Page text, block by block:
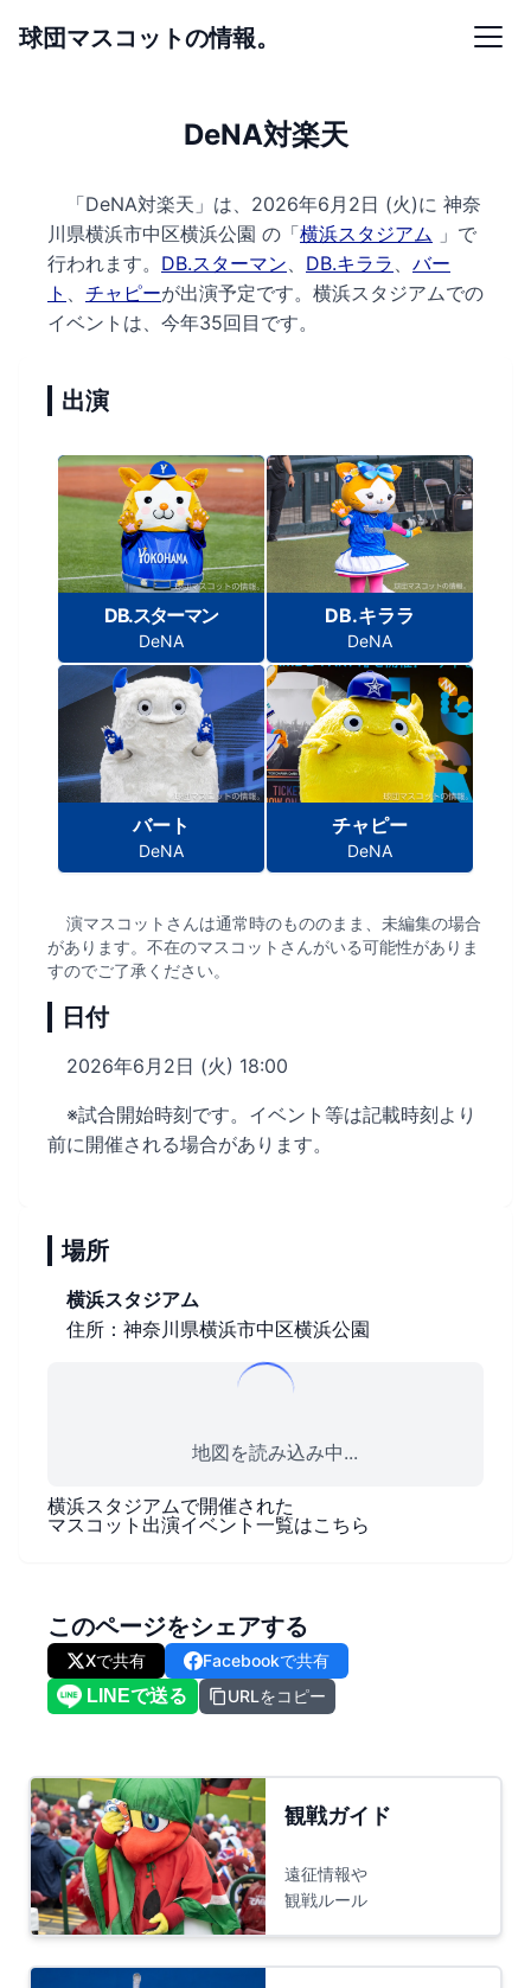
球団マスコットの情報。
DeNA対楽天
「DeNA対楽天」は、2026年6月2日 (火)に 神奈
川県横浜市中区横浜公園 の 「横浜スタジアム 」で
行われます。 DB.スターマン、 DB.キララ 、 バー
ト 、 チャピーが出演予定です。 横浜スタジアムでの
イベントは、今年35回目です。
出演
DB.スターマン
DeNA
DB.キララ
DeNA
バート
DeNA
チャピー
DeNA
演マスコットさんは通常時のもののまま、未編集の場合
があります。不在のマスコットさんがいる可能性がありま
すのでご了承ください。
日付
2026年6月2日 (火) 18:00
※試合開始時刻です。イベント等は記載時刻より
前に開催される場合があります。
場所
横浜スタジアム
住所：神奈川県横浜市中区横浜公園
地図を読み込み中...
横浜スタジアムで開催された
マスコット出演イベント一覧はこちら
このページをシェアする
Xで共有
Facebookで共有
URLをコピー
観戦ガイド
遠征情報や
観戦ルール